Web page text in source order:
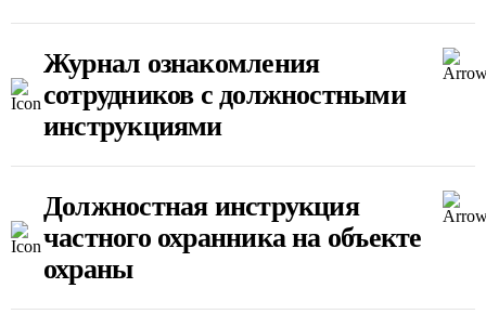
Журнал ознакомления
сотрудников с должностными
инструкциями
Должностная инструкция
частного охранника на объекте
охраны